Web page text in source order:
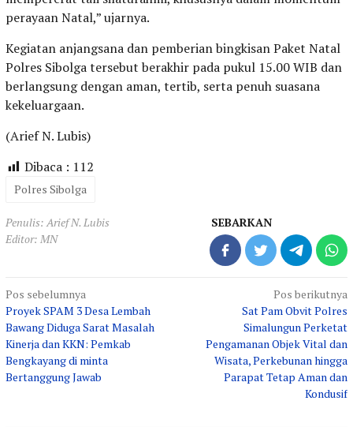
perayaan Natal,” ujarnya.
Kegiatan anjangsana dan pemberian bingkisan Paket Natal
Polres Sibolga tersebut berakhir pada pukul 15.00 WIB dan
berlangsung dengan aman, tertib, serta penuh suasana
kekeluargaan.
(Arief N. Lubis)
Dibaca : 112
Polres Sibolga
Penulis: Arief N. Lubis
Editor: MN
SEBARKAN
Navigasi
pos
Pos sebelumnya
Proyek SPAM 3 Desa Lembah
Bawang Diduga Sarat Masalah
Kinerja dan KKN: Pemkab
Bengkayang di minta
Bertanggung Jawab
Pos berikutnya
Sat Pam Obvit Polres
Simalungun Perketat
Pengamanan Objek Vital dan
Wisata, Perkebunan hingga
Parapat Tetap Aman dan
Kondusif